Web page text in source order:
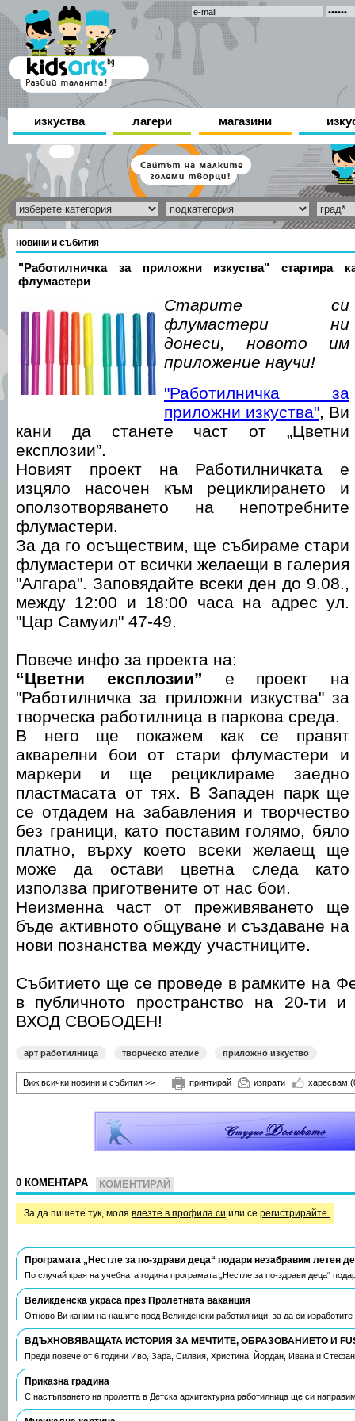
изкуства лагери магазини
новини и събития
"Работилничка за приложни изкуства" стартира
флумастери
Старите си
флумастери ни
донеси, новото им
приложение научи!
"Работилничка за
приложни изкуства" , Ви
кани да станете част от „Цветни
експлозии”.
Новият проект на Работилничката е
изцяло насочен към рециклирането и
оползотворяването на непотребните
флумастери.
За да го осъществим, ще събираме стари
флумастери от всички желаещи в галерия
"Алгара". Заповядайте всеки ден до 9.08.,
между 12:00 и 18:00 часа на адрес ул.
"Цар Самуил" 47-49.
Повече инфо за проекта на:
“Цветни експлозии” е проект на
"Работилничка за приложни изкуства" за
творческа работилница в паркова среда.
В него ще покажем как се правят
акварелни бои от стари флумастери и
маркери и ще рециклираме заедно
пластмасата от тях. В Западен парк ще
се отдадем на забавления и творчество
без граници, като поставим голямо, бяло
платно, върху което всеки желаещ ще
може да остави цветна следа като
използва приготвените от нас бои.
Неизменна част от преживяването ще
бъде активното общуване и създаване на
нови познанства между участниците.
Събитието ще се проведе в рамките на
в публичното пространство на 20-ти
ВХОД СВОБОДЕН!
арт работилница творческо ателие приложно изкуство
Виж всички новини и събития >> принтирай изпрати харесвам
0 КОМЕНТАРА КОМЕНТИРАЙ
За да пишете тук, моля влезте в профила си или се регистрирайте.
Програмата „Нестле за по-здрави деца“ подари незабравим летен
По случай края на учебната година програмата „Нестле за по-здрави деца“
Великденска украса през Пролетната ваканция
Отново Ви каним на нашите пред Великденски работилници, за да си
ВДЪХНОВЯВАЩАТА ИСТОРИЯ ЗА МЕЧТИТЕ, ОБРАЗОВАНИЕТО И
Преди повече от 6 години Иво, Зара, Силвия, Христина, Йордан, Ивана и
Приказна градина
С настъпването на пролетта в Детска архитектурна работилница ще си